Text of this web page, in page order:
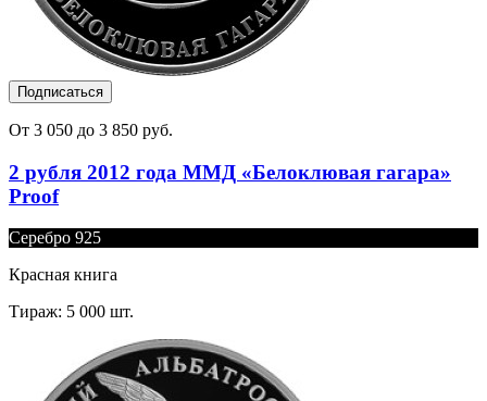
Подписаться
От 3 050 до 3 850 руб.
2 рубля 2012 года ММД «Белоклювая гагара»
Proof
Серебро 925
Красная книга
Тираж: 5 000 шт.